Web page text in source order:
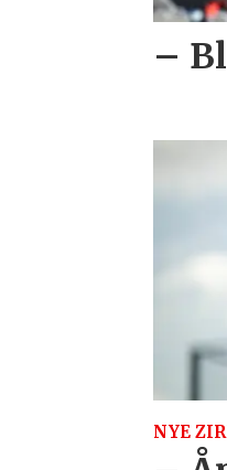
–
NYE